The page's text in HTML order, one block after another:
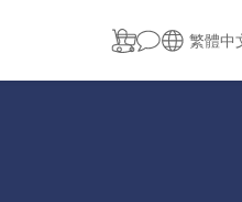
繁體中